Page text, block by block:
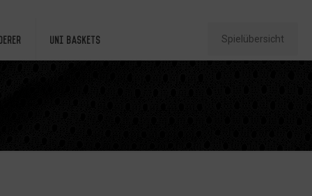
Uni Baskets Spielübersicht